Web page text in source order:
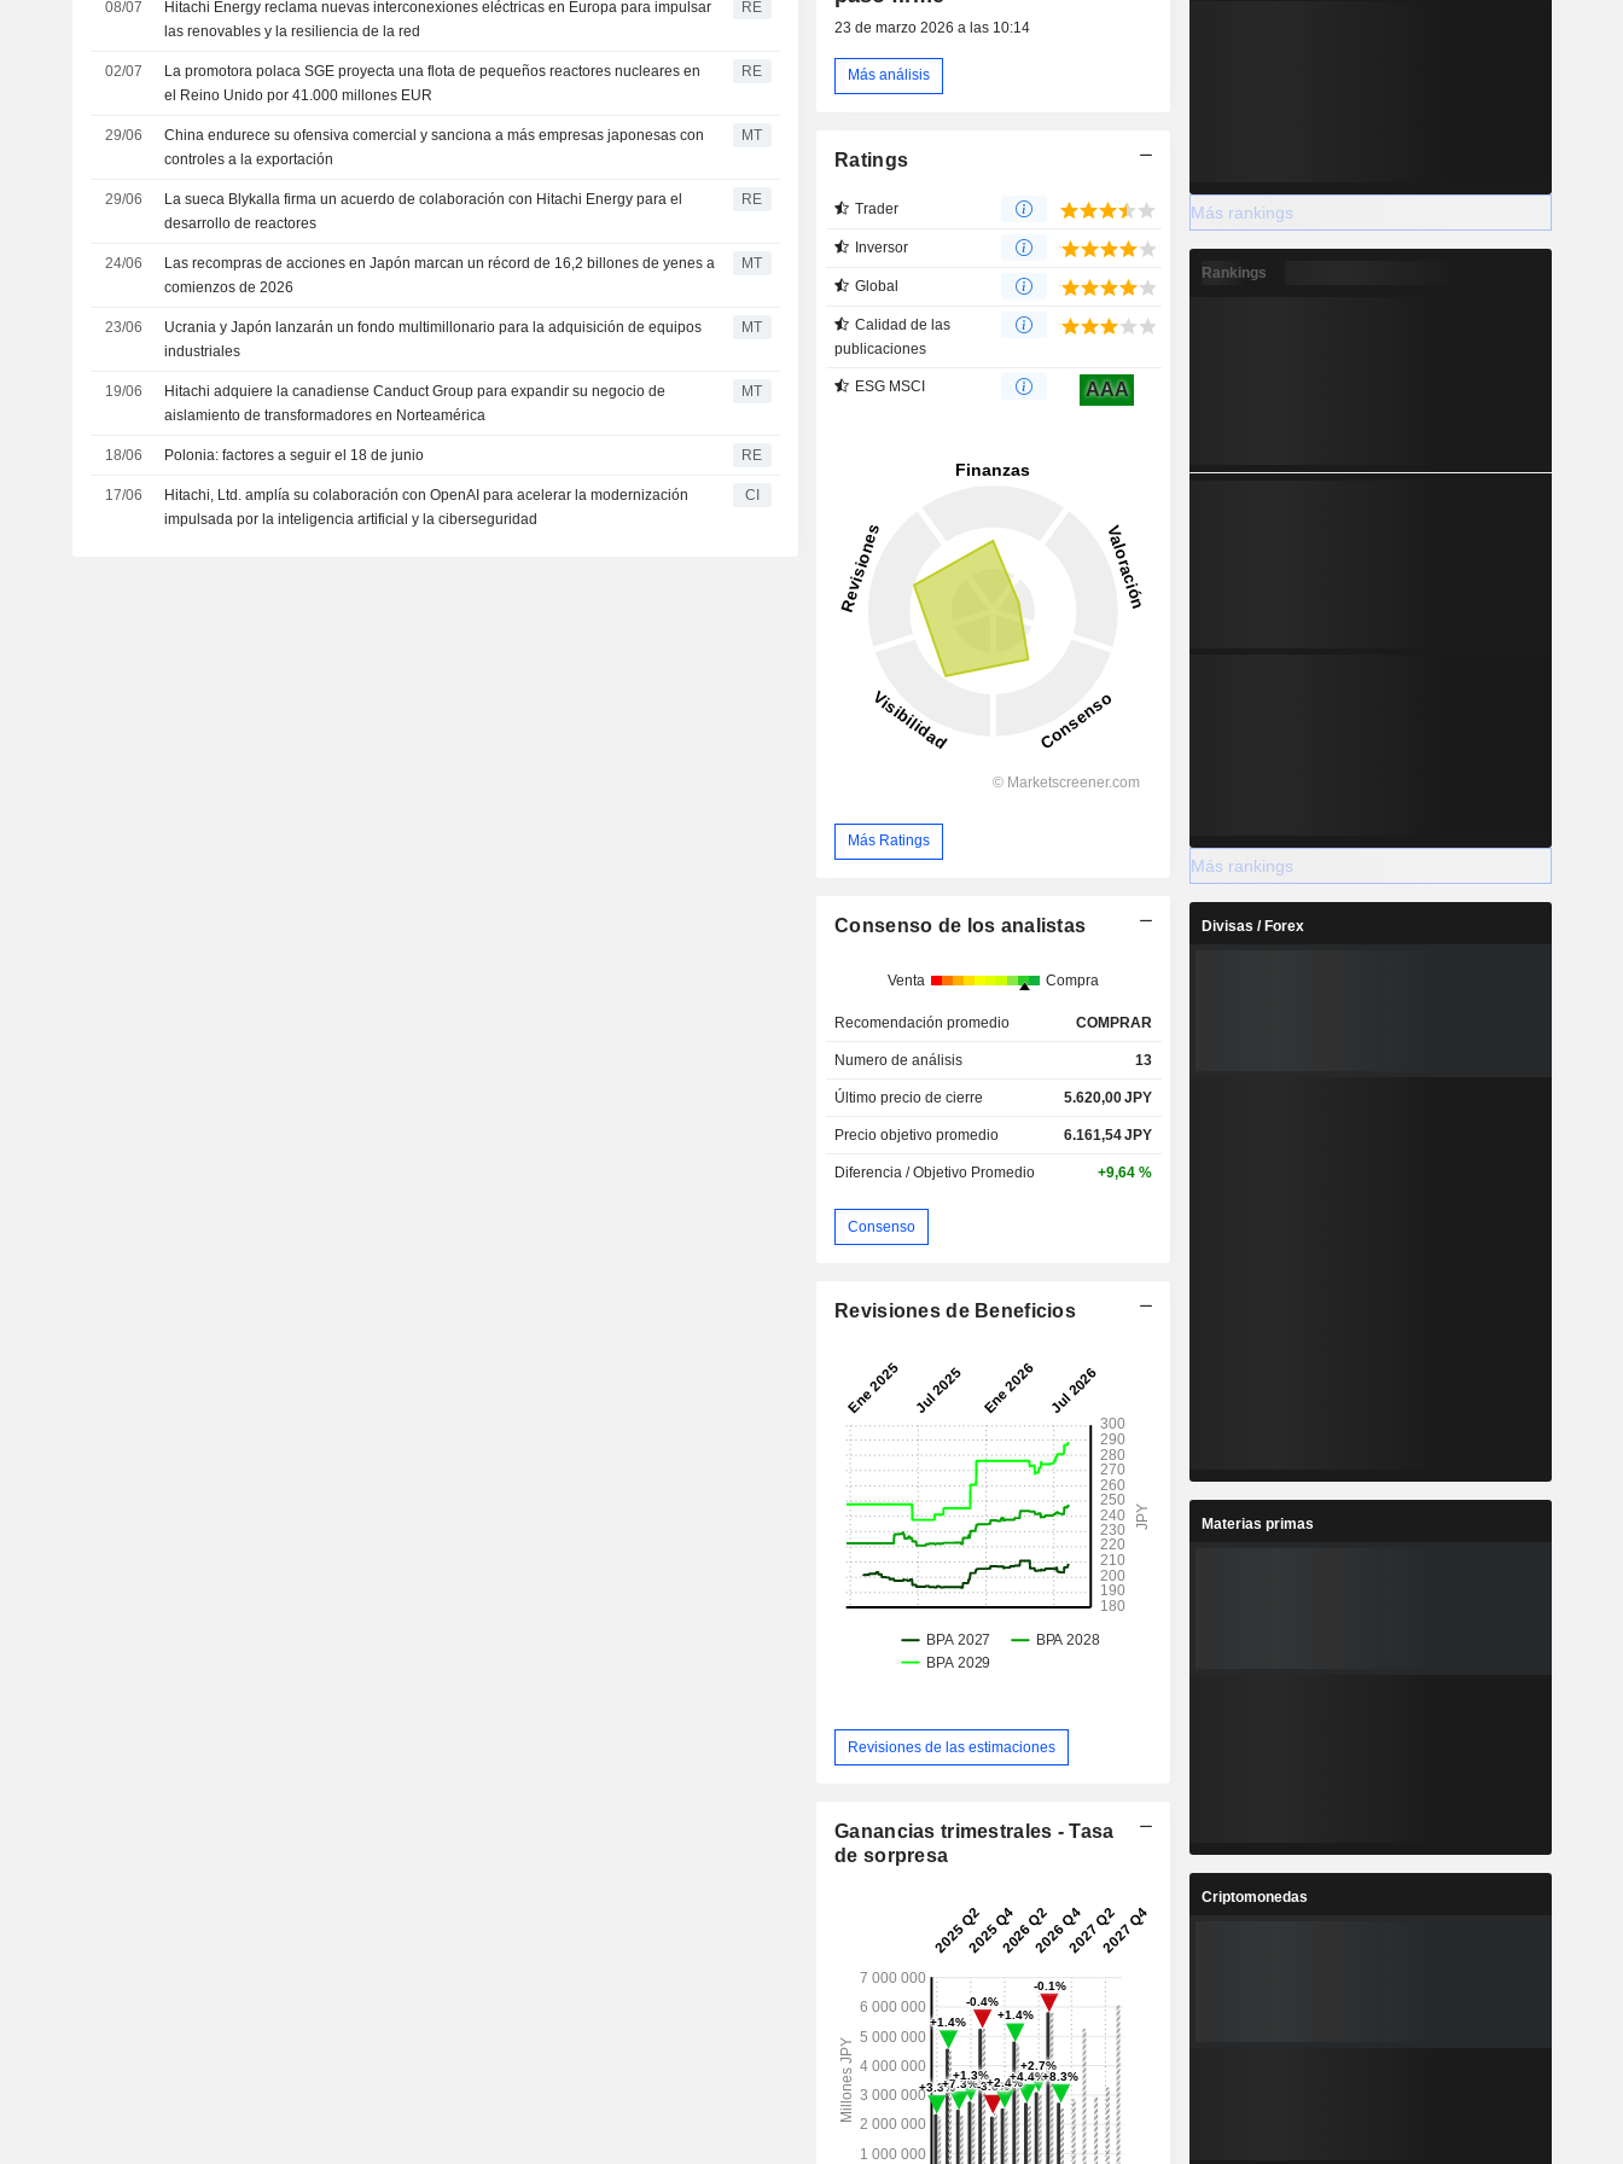
08/07
Hitachi Energy reclama nuevas interconexiones eléctricas en Europa para impulsar
las renovables y la resiliencia de la red
RE
02/07
La promotora polaca SGE proyecta una flota de pequeños reactores nucleares en
el Reino Unido por 41.000 millones EUR
RE
29/06
China endurece su ofensiva comercial y sanciona a más empresas japonesas con
controles a la exportación
MT
29/06
La sueca Blykalla firma un acuerdo de colaboración con Hitachi Energy para el
desarrollo de reactores
RE
24/06
Las recompras de acciones en Japón marcan un récord de 16,2 billones de yenes a
comienzos de 2026
MT
23/06
Ucrania y Japón lanzarán un fondo multimillonario para la adquisición de equipos
industriales
MT
19/06
Hitachi adquiere la canadiense Canduct Group para expandir su negocio de
aislamiento de transformadores en Norteamérica
MT
18/06 Polonia: factores a seguir el 18 de junio RE
17/06
Hitachi, Ltd. amplía su colaboración con OpenAI para acelerar la modernización
impulsada por la inteligencia artificial y la ciberseguridad
CI
23 de marzo 2026 a las 10:14
Más análisis
Ratings
Trader
Inversor
Global
Calidad de las
publicaciones
ESG MSCI AAA
Más Ratings
Consenso de los analistas
Venta Compra
Recomendación promedio COMPRAR
Numero de análisis 13
Último precio de cierre 5.620,00JPY
Precio objetivo promedio 6.161,54JPY
Diferencia / Objetivo Promedio +9,64 %
Consenso
Revisiones de Beneficios
Revisiones de las estimaciones
Ganancias trimestrales - Tasa
de sorpresa
Más rankings
Rankings
Más rankings
Divisas / Forex
Materias primas
Criptomonedas